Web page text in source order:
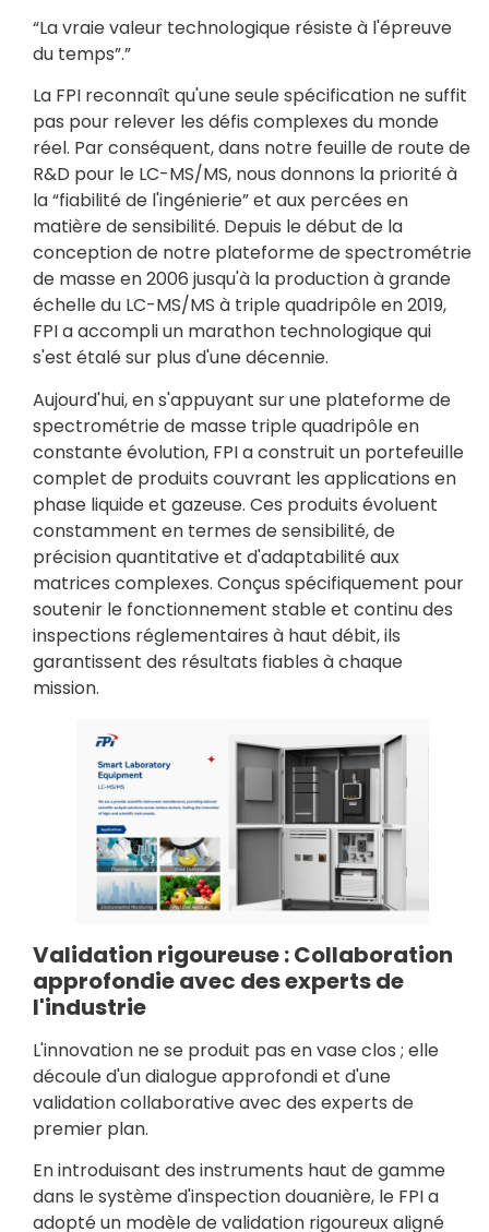
“La vraie valeur technologique résiste à l'épreuve
du temps”.”
La FPI reconnaît qu'une seule spécification ne suffit
pas pour relever les défis complexes du monde
réel. Par conséquent, dans notre feuille de route de
R&D pour le LC-MS/MS, nous donnons la priorité à
la “fiabilité de l'ingénierie” et aux percées en
matière de sensibilité. Depuis le début de la
conception de notre plateforme de spectrométrie
de masse en 2006 jusqu'à la production à grande
échelle du LC-MS/MS à triple quadripôle en 2019,
FPI a accompli un marathon technologique qui
s'est étalé sur plus d'une décennie.
Aujourd'hui, en s'appuyant sur une plateforme de
spectrométrie de masse triple quadripôle en
constante évolution, FPI a construit un portefeuille
complet de produits couvrant les applications en
phase liquide et gazeuse. Ces produits évoluent
constamment en termes de sensibilité, de
précision quantitative et d'adaptabilité aux
matrices complexes. Conçus spécifiquement pour
soutenir le fonctionnement stable et continu des
inspections réglementaires à haut débit, ils
garantissent des résultats fiables à chaque
mission.
Validation rigoureuse : Collaboration
approfondie avec des experts de
l'industrie
L'innovation ne se produit pas en vase clos ; elle
découle d'un dialogue approfondi et d'une
validation collaborative avec des experts de
premier plan.
En introduisant des instruments haut de gamme
dans le système d'inspection douanière, le FPI a
adopté un modèle de validation rigoureux aligné